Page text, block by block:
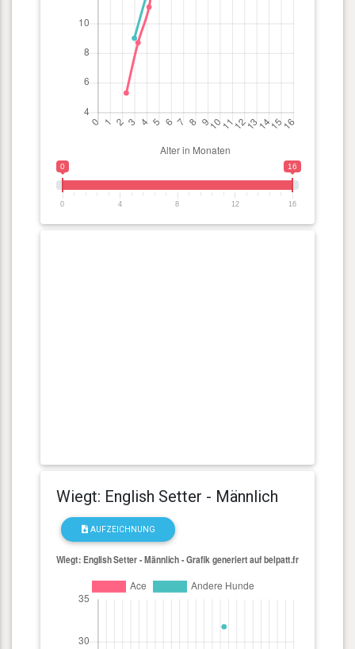
0 16
0 4 8 12 16
Wiegt: English Setter - Männlich
AUFZEICHNUNG